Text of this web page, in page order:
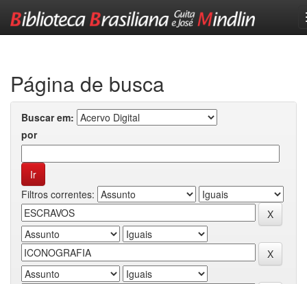
Página de busca
Buscar em:
por
Filtros correntes: